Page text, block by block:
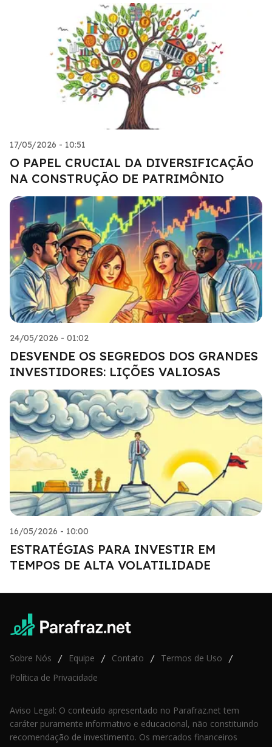
17/05/2026 - 10:51
O PAPEL CRUCIAL DA DIVERSIFICAÇÃO
NA CONSTRUÇÃO DE PATRIMÔNIO
24/05/2026 - 01:02
DESVENDE OS SEGREDOS DOS GRANDES
INVESTIDORES: LIÇÕES VALIOSAS
16/05/2026 - 10:00
ESTRATÉGIAS PARA INVESTIR EM
TEMPOS DE ALTA VOLATILIDADE
Sobre Nós / Equipe / Contato / Termos de Uso /
Política de Privacidade
Aviso Legal: O conteúdo apresentado no Parafraz.net tem
caráter puramente informativo e educacional, não constituindo
recomendação de investimento. Os mercados financeiros